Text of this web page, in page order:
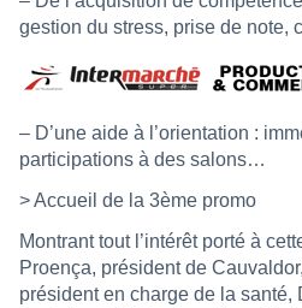
gestion du stress, prise de note,
– D’une aide à l’orientation :
participations à des salons…
> Accueil de la 3ème promo
Montrant tout l’intérêt porté à
Proença, président de
président en charge de la santé,